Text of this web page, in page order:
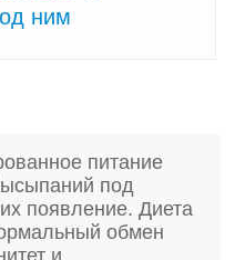
ним
питание
под
появление. Диета
обмен
и